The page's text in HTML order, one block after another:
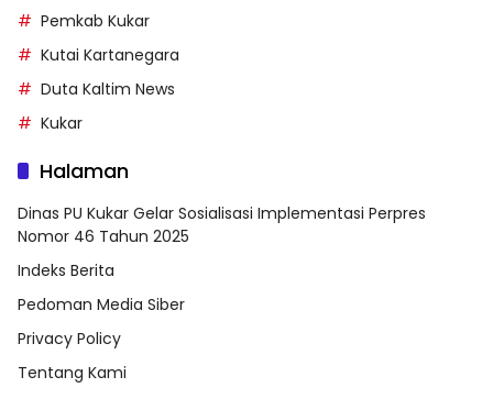
Pemkab Kukar
Kutai Kartanegara
Duta Kaltim News
Kukar
Halaman
Dinas PU Kukar Gelar Sosialisasi Implementasi Perpres
Nomor 46 Tahun 2025
Indeks Berita
Pedoman Media Siber
Privacy Policy
Tentang Kami